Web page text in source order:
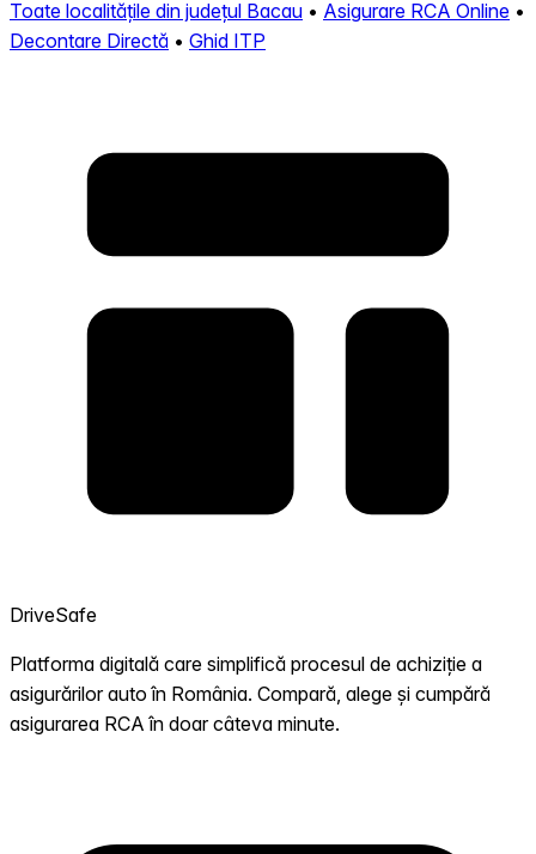
Toate localitățile din județul Bacau • Asigurare RCA Online •
Decontare Directă • Ghid ITP
DriveSafe
Platforma digitală care simplifică procesul de achiziție a
asigurărilor auto în România. Compară, alege și cumpără
asigurarea RCA în doar câteva minute.